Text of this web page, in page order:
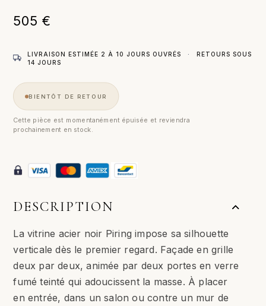
505€
LIVRAISON ESTIMÉE 2 À 10 JOURS OUVRÉS ·
RETOURS SOUS
14 JOURS
BIENTÔT DE RETOUR
Cette pièce est momentanément épuisée et reviendra
prochainement en stock.
DESCRIPTION
La vitrine acier noir Piring impose sa silhouette
verticale dès le premier regard. Façade en grille
deux par deux, animée par deux portes en verre
fumé teinté qui adoucissent la masse. À placer
en entrée, dans un salon ou contre un mur de